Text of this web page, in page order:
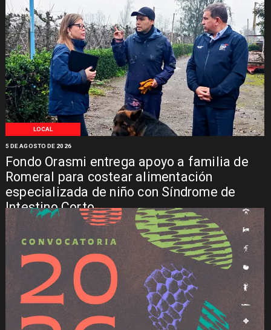
LOCAL
Fondo Orasmi entrega apoyo a familia de
Romeral para costear alimentación
especializada de niño con Síndrome de
Intestino Corto
5 DE AGOSTO DE 2026